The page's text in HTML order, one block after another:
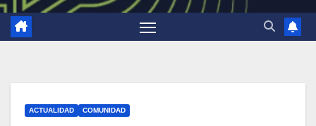
ACTUALIDAD COMUNIDAD